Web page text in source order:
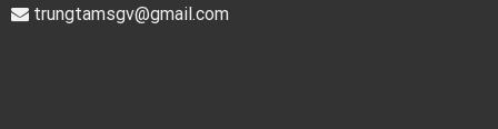
trungtamsgv@gmail.com